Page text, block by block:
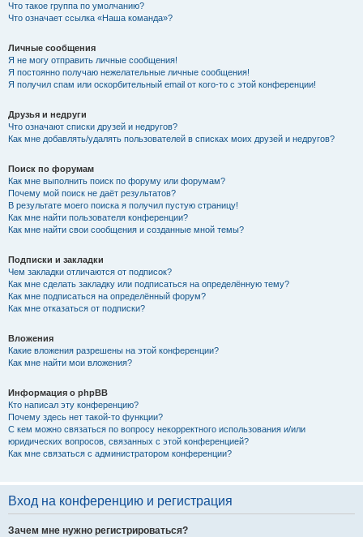
Что такое группа по умолчанию?
Что означает ссылка «Наша команда»?
Личные сообщения
Я не могу отправить личные сообщения!
Я постоянно получаю нежелательные личные сообщения!
Я получил спам или оскорбительный email от кого-то с этой конференции!
Друзья и недруги
Что означают списки друзей и недругов?
Как мне добавлять/удалять пользователей в списках моих друзей и недругов?
Поиск по форумам
Как мне выполнить поиск по форуму или форумам?
Почему мой поиск не даёт результатов?
В результате моего поиска я получил пустую страницу!
Как мне найти пользователя конференции?
Как мне найти свои сообщения и созданные мной темы?
Подписки и закладки
Чем закладки отличаются от подписок?
Как мне сделать закладку или подписаться на определённую тему?
Как мне подписаться на определённый форум?
Как мне отказаться от подписки?
Вложения
Какие вложения разрешены на этой конференции?
Как мне найти мои вложения?
Информация о phpBB
Кто написал эту конференцию?
Почему здесь нет такой-то функции?
С кем можно связаться по вопросу некорректного использования и/или
юридических вопросов, связанных с этой конференцией?
Как мне связаться с администратором конференции?
Вход на конференцию и регистрация
Зачем мне нужно регистрироваться?